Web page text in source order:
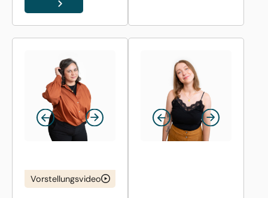
Vorstellungsvideo